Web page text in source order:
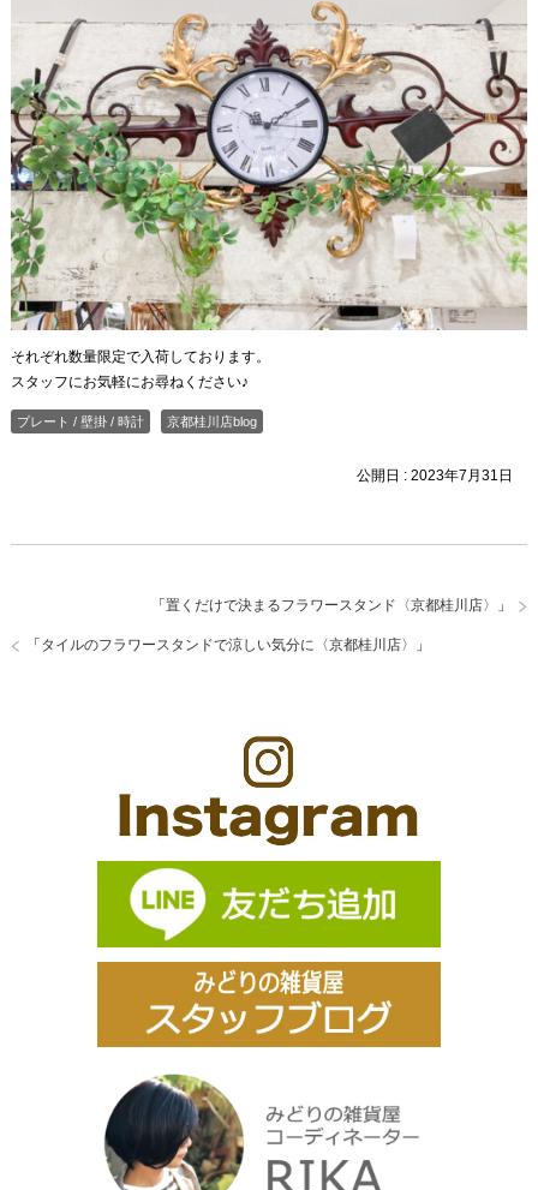
それぞれ数量限定で入荷しております。
スタッフにお気軽にお尋ねください♪
プレート / 壁掛 / 時計 京都桂川店blog
公開日 :2023年7月31日
「置くだけで決まるフラワースタンド〈京都桂川店〉 」
「 タイルのフラワースタンドで涼しい気分に〈京都桂川店〉 」